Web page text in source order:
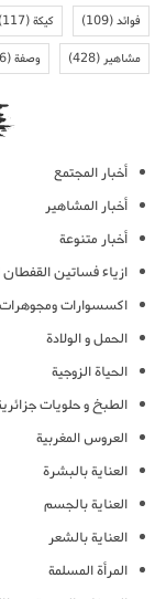
فوائد(109) كيكة(117)
مشاهير(428) وصفة(156)
أخبار المجتمع
أخبار المشاهير
أخبار متنوعة
ازياء فساتين القفطان
اكسسوارات
الحمل و الولادة
الحياة الزوجية
الطبخ و حلويات
العروس المغربية
العناية بالبشرة
العناية بالجسم
العناية بالشعر
المرأة المسلمة